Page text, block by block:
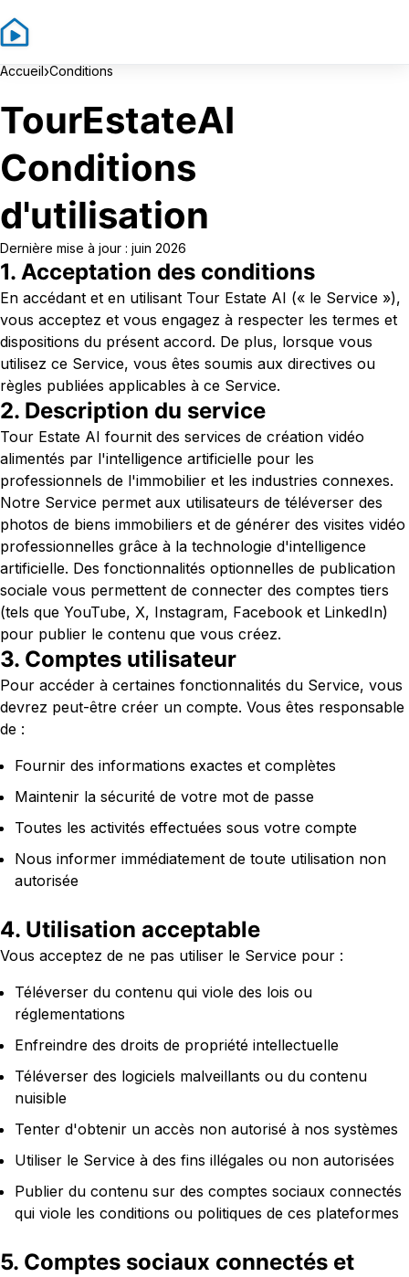
Accueil›Conditions
TourEstateAI
Conditions
d'utilisation
Dernière mise à jour : juin 2026
1. Acceptation des conditions
En accédant et en utilisant Tour Estate AI (« le Service »),
vous acceptez et vous engagez à respecter les termes et
dispositions du présent accord. De plus, lorsque vous
utilisez ce Service, vous êtes soumis aux directives ou
règles publiées applicables à ce Service.
2. Description du service
Tour Estate AI fournit des services de création vidéo
alimentés par l'intelligence artificielle pour les
professionnels de l'immobilier et les industries connexes.
Notre Service permet aux utilisateurs de téléverser des
photos de biens immobiliers et de générer des visites vidéo
professionnelles grâce à la technologie d'intelligence
artificielle. Des fonctionnalités optionnelles de publication
sociale vous permettent de connecter des comptes tiers
(tels que YouTube, X, Instagram, Facebook et LinkedIn)
pour publier le contenu que vous créez.
3. Comptes utilisateur
Pour accéder à certaines fonctionnalités du Service, vous
devrez peut-être créer un compte. Vous êtes responsable
de :
Fournir des informations exactes et complètes
Maintenir la sécurité de votre mot de passe
Toutes les activités effectuées sous votre compte
Nous informer immédiatement de toute utilisation non
autorisée
4. Utilisation acceptable
Vous acceptez de ne pas utiliser le Service pour :
Téléverser du contenu qui viole des lois ou
réglementations
Enfreindre des droits de propriété intellectuelle
Téléverser des logiciels malveillants ou du contenu
nuisible
Tenter d'obtenir un accès non autorisé à nos systèmes
Utiliser le Service à des fins illégales ou non autorisées
Publier du contenu sur des comptes sociaux connectés
qui viole les conditions ou politiques de ces plateformes
5. Comptes sociaux connectés et